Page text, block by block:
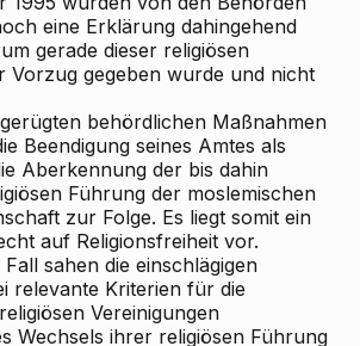
eine Erklärung dahingehend
gerade dieser religiösen
Vorzug gegeben wurde und nicht
behördlichen Maßnahmen
Beendigung seines Amtes als
Aberkennung der bis dahin
Führung der moslemischen
zur Folge. Es liegt somit ein
auf Religionsfreiheit vor.
sahen die einschlägigen
relevante Kriterien für die
Vereinigungen
Wechsels ihrer religiösen Führung